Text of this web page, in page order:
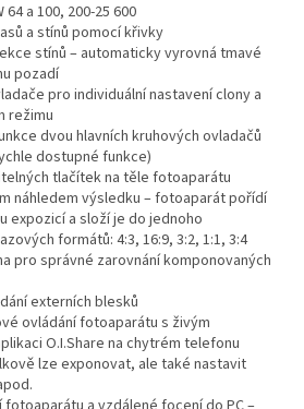
64 a 100, 200-25 600
a stínů pomocí křivky
stínů – automaticky vyrovná tmavé
pozadí
pro individuální nastavení clony a
režimu
dvou hlavních kruhových ovladačů
dostupné funkce)
tlačítek na těle fotoaparátu
náhledem výsledku – fotoaparát pořídí
expozicí a složí je do jednoho
formátů: 4:3, 16:9, 3:2, 1:1, 3:4
pro správné zarovnání komponovaných
externích blesků
ovládání fotoaparátu s živým
O.I.Share na chytrém telefonu
lze exponovat, ale také nastavit